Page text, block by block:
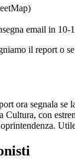
email in 10-
il report o
ora segnala se
con